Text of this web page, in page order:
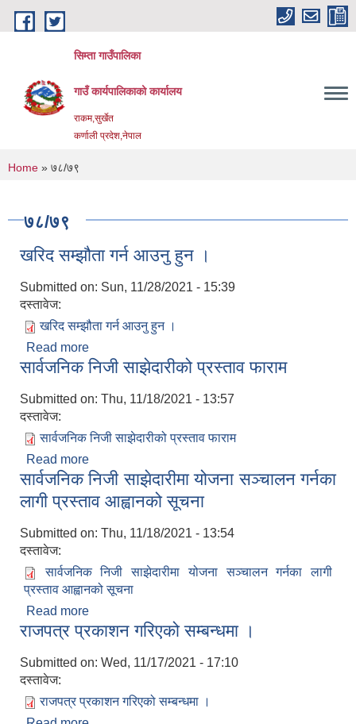
Skip to main content
सिम्ता गाउँपालिका
गाउँ कार्यपालिकाको कार्यालय
राकम,सुर्खेत
कर्णाली प्रदेश,नेपाल
You are here
Home » ७८/७९
७८/७९
खरिद सम्झौता गर्न आउनु हुन ।
Submitted on: Sun, 11/28/2021 - 15:39
दस्तावेज:
खरिद सम्झौता गर्न आउनु हुन ।
Read more
सार्वजनिक निजी साझेदारीको प्रस्ताव फाराम
Submitted on: Thu, 11/18/2021 - 13:57
दस्तावेज:
सार्वजनिक निजी साझेदारीको प्रस्ताव फाराम
Read more
सार्वजनिक निजी साझेदारीमा योजना सञ्चालन गर्नका
लागी प्रस्ताव आह्वानको सूचना
Submitted on: Thu, 11/18/2021 - 13:54
दस्तावेज:
सार्वजनिक निजी साझेदारीमा योजना सञ्चालन गर्नका लागी
प्रस्ताव आह्वानको सूचना
Read more
लागी प्रस्ताव आह्वानको सूचना
राजपत्र प्रकाशन गरिएको सम्बन्धमा ।
Submitted on: Wed, 11/17/2021 - 17:10
दस्तावेज:
राजपत्र प्रकाशन गरिएको सम्बन्धमा ।